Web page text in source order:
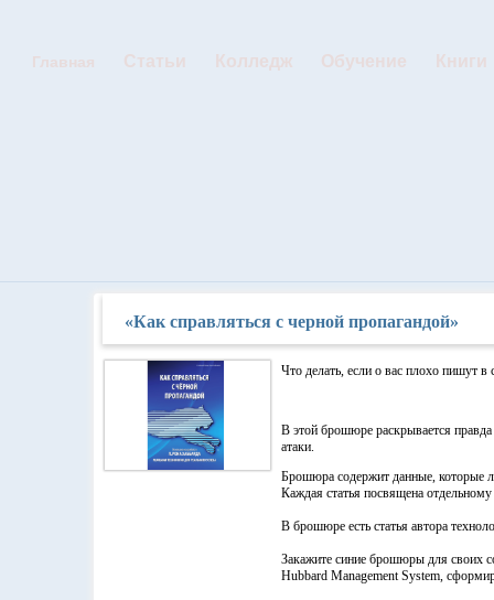
Главная Статьи Колледж Обучение Книги
«Как справляться с черной пропагандой»
Что делать, если о вас плохо пишут
В этой брошюре раскрывается
атаки.
Брошюра содержит данные, которые
Каждая статья посвящена отдельному
В брошюре есть статья автора
Закажите синие брошюры для своих
Hubbard Management System,